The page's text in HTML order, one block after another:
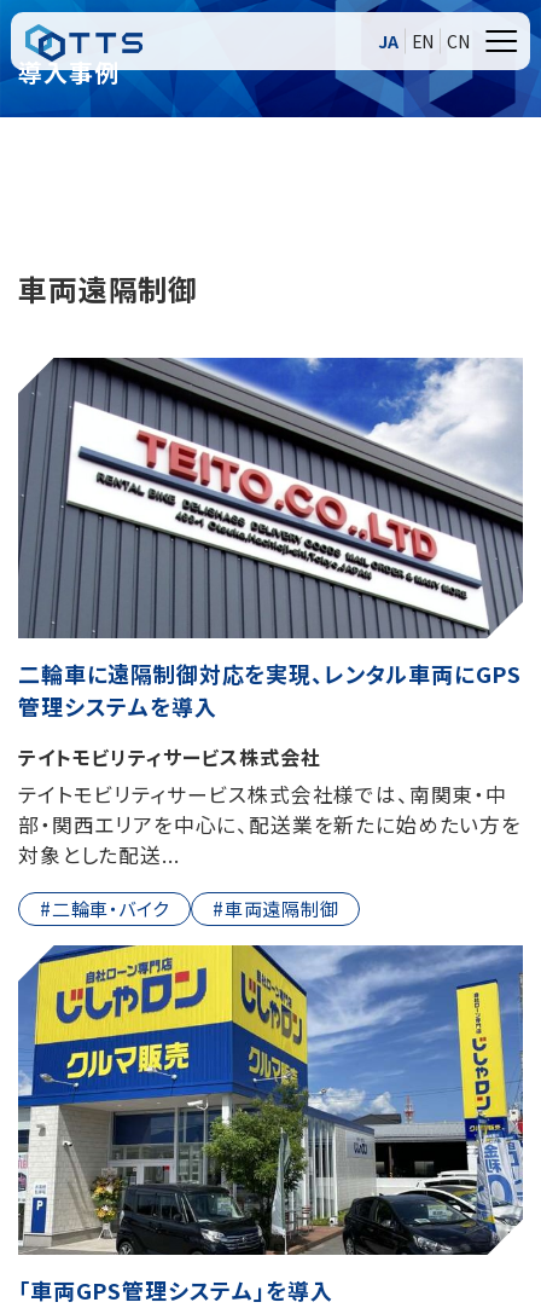
CN
EN
JA
導入事例
車両遠隔制御
二輪車に遠隔制御対応を実現、レンタル車両にGPS
管理システムを導入
テイトモビリティサービス株式会社
テイトモビリティサービス株式会社様では、南関東・中
部・関西エリアを中心に、配送業を新たに始めたい方を
対象とした配送...
#二輪車・バイク #車両遠隔制御
「車両GPS管理システム」を導入